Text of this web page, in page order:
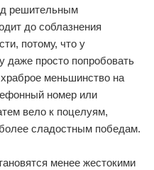
решительным
до соблазнения
потому, что у
даже просто попробовать
меньшинство на
номер или
вело к поцелуям,
сладостным победам.
менее жестокими